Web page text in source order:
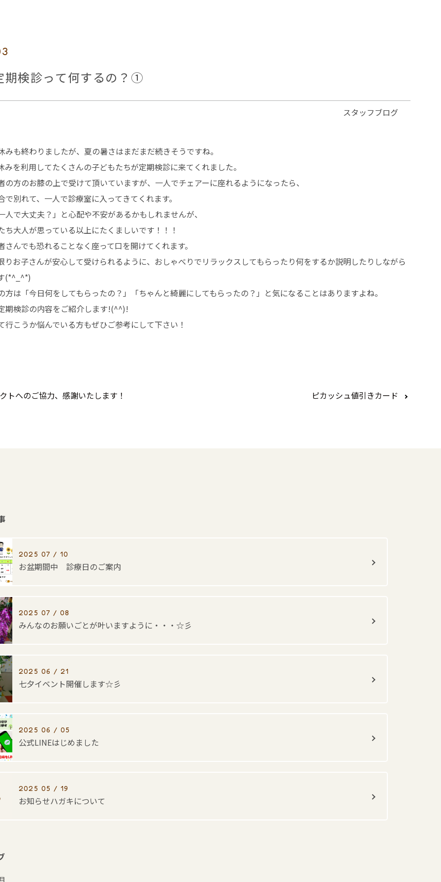
期検診って何するの？①
スタッフブログ
みも終わりましたが、夏の暑さはまだまだ続きそうですね。
みを利用してたくさんの子どもたちが定期検診に来てくれました。
の方のお膝の上で受けて頂いていますが、一人でチェアーに座れるようになったら、
別れて、一人で診療室に入ってきてくれます。
人で大丈夫？」と心配や不安があるかもしれませんが、
ち大人が思っている以上にたくましいです！！！
さんでも恐れることなく座って口を開けてくれます。
りお子さんが安心して受けられるように、おしゃべりでリラックスしてもらったり何をするか説明したりしながら
(*^_^*)
方は「今日何をしてもらったの？」「ちゃんと綺麗にしてもらったの？」と気になることはありますよね。
期検診の内容をご紹介します!(^^)!
行こうか悩んでいる方もぜひご参考にして下さい！
トへのご協力、感謝いたします！ ピカッシュ値引きカード
2025 07 / 10
お盆期間中 診療日のご案内
2025 07 / 08
みんなのお願いごとが叶いますように・・・☆彡
2025 06 / 21
七夕イベント開催します☆彡
2025 06 / 05
公式LINEはじめました
2025 05 / 19
お知らせハガキについて